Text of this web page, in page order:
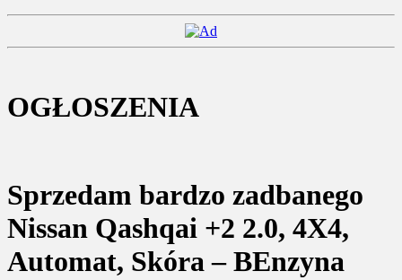
OGŁOSZENIA
Sprzedam bardzo zadbanego
Nissan Qashqai +2 2.0, 4X4,
Automat, Skóra – BEnzyna